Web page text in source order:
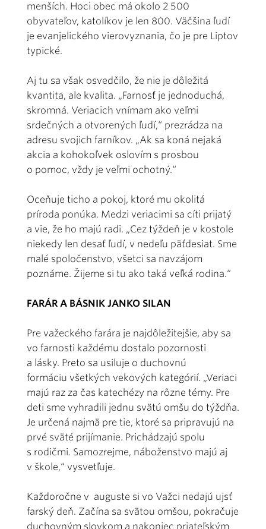
menších. Hoci obec má okolo 2 500
obyvateľov, katolíkov je len 800. Väčšina ľudí
je evanjelického vierovyznania, čo je pre Liptov
typické.
Aj tu sa však osvedčilo, že nie je dôležitá
kvantita, ale kvalita. „Farnosť je jednoduchá,
skromná. Veriacich vnímam ako veľmi
srdečných a otvorených ľudí,“ prezrádza na
adresu svojich farníkov. „Ak sa koná nejaká
akcia a kohokoľvek oslovím s prosbou
o pomoc, vždy je veľmi ochotný.“
Oceňuje ticho a pokoj, ktoré mu okolitá
príroda ponúka. Medzi veriacimi sa cíti prijatý
a vie, že ho majú radi. „Cez týždeň je v kostole
niekedy len desať ľudí, v nedeľu päťdesiat. Sme
malé spoločenstvo, všetci sa navzájom
poznáme. Žijeme si tu ako taká veľká rodina.“
FARÁR A BÁSNIK JANKO SILAN
Pre važeckého farára je najdôležitejšie, aby sa
vo farnosti každému dostalo pozornosti
a lásky. Preto sa usiluje o duchovnú
formáciu všetkých vekových kategórií. „Veriaci
majú raz za čas katechézy na rôzne témy. Pre
deti sme vyhradili jednu svätú omšu do týždňa.
Je určená najmä pre tie, ktoré sa pripravujú na
prvé sväté prijímanie. Prichádzajú spolu
s rodičmi. Samozrejme, náboženstvo majú aj
v škole,“ vysvetľuje.
Každoročne v auguste si vo Važci nedajú ujsť
farský deň. Začína sa svätou omšou, pokračuje
duchovným slovkom a nakoniec priateľským